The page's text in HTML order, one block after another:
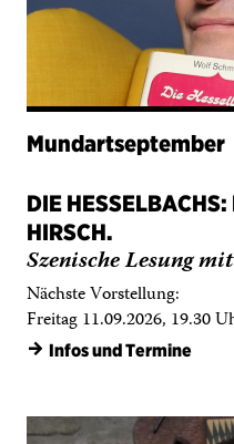
Mundartseptember
DIE HESSELBACHS:
HIRSCH.
Szenische Lesung
Nächste Vorstellung:
Freitag 11.09.2026, 19.30 Uhr
→ Infos und Termine